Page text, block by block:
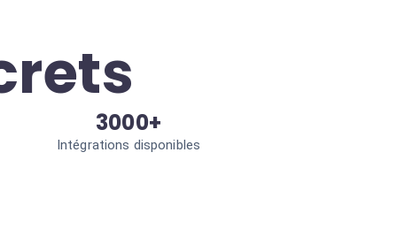
3000+
Intégrations disponibles